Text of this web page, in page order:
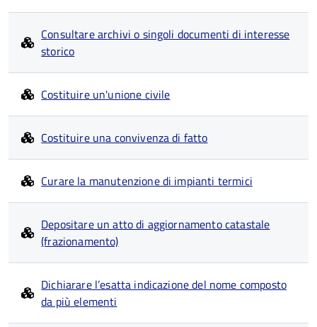
Consultare archivi o singoli documenti di interesse
storico
Costituire un'unione civile
Costituire una convivenza di fatto
Curare la manutenzione di impianti termici
Depositare un atto di aggiornamento catastale
(frazionamento)
Dichiarare l’esatta indicazione del nome composto
da più elementi